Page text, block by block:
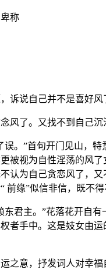
称
诉说自己并不是喜好
风了。又找不到自己
误。”首句开门见山，
被视为自性淫荡的风
认为自己贪恋风了，
前缘”似信非信，既不
东君主。”花落花开自
者手中。这是妓女由
之意，抒发词人对幸福